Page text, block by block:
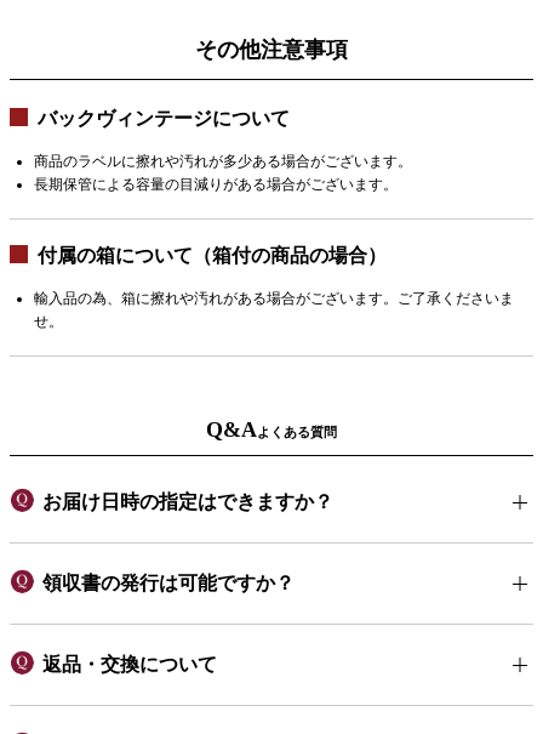
その他注意事項
バックヴィンテージについて
商品のラベルに擦れや汚れが多少ある場合がございます。
長期保管による容量の目減りがある場合がございます。
付属の箱について（箱付の商品の場合）
輸入品の為、箱に擦れや汚れがある場合がございます。ご了承くださいま
せ。
Q&Aよくある質問
お届け日時の指定はできますか？
領収書の発行は可能ですか？
返品・交換について